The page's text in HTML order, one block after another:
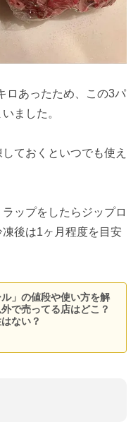
ロあったため、この3パ
ました。
ておくといつでも使え
ップをしたらジップロ
後は1ヶ月程度を目安
ル」の値段や使い方を解
で売ってる店はどこ？
ない？